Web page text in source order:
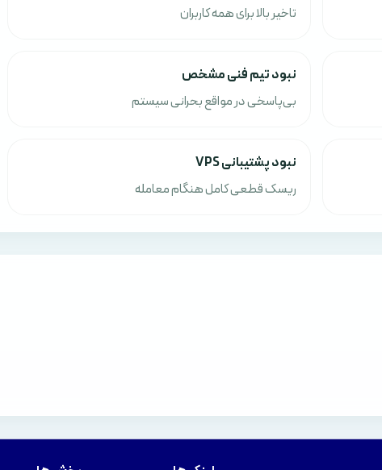
تاخیر بالا برای همه کاربران
نبود تیم فنی مشخص
بی‌پاسخی در مواقع بحرانی سیستم
نبود پشتیبانی VPS
ریسک قطعی کامل هنگام معامله